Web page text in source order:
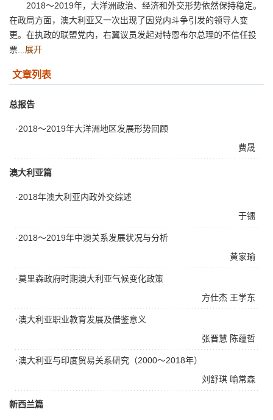
2018～2019年，大洋洲政治、经济和外交形势依然保持稳定。
在政局方面，澳大利亚又一次出现了因党内斗争引发的领导人变
更。在执政的联盟党内，右翼议员发起对特恩布尔总理的不信任投
票...展开
文章列表
总报告
费晟
·2018～2019年大洋洲地区发展形势回顾
澳大利亚篇
于镭
·2018年澳大利亚内政外交综述
黄家瑜
·2018～2019年中澳关系发展状况与分析
王学东
方仕杰
·莫里森政府时期澳大利亚气候变化政策
张晋慧 陈蕴哲
·澳大利亚职业教育发展及借鉴意义
喻常森
刘舒琪
·澳大利亚与印度贸易关系研究（2000～2018年）
新西兰篇